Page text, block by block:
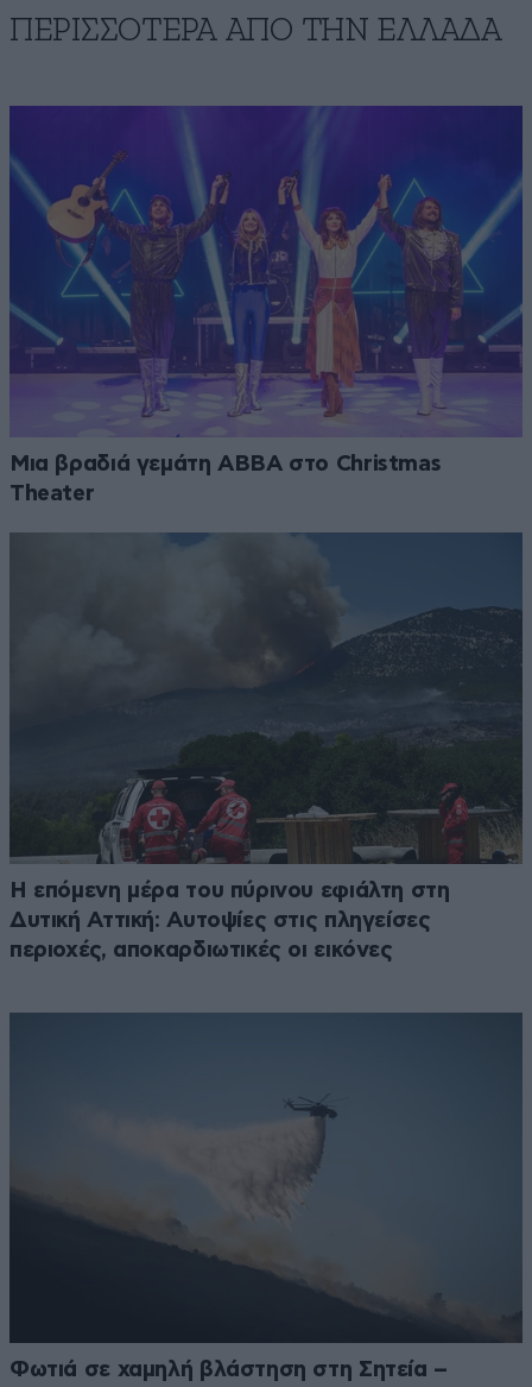
ΠΕΡΙΣΣΟΤΕΡΑ ΑΠΟ ΤΗΝ ΕΛΛΑΔΑ
Μια βραδιά γεμάτη ABBA στο Christmas
Theater
Η επόμενη μέρα του πύρινου εφιάλτη στη
Δυτική Αττική: Αυτοψίες στις πληγείσες
περιοχές, αποκαρδιωτικές οι εικόνες
Φωτιά σε χαμηλή βλάστηση στη Σητεία –